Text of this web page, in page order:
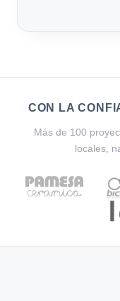
CON LA
Más de 100
locales,